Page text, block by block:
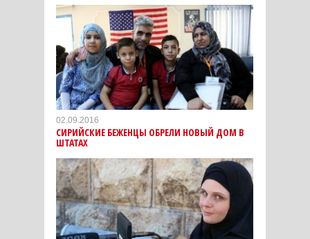
02.09.2016
СИРИЙСКИЕ БЕЖЕНЦЫ ОБРЕЛИ НОВЫЙ ДОМ В
ШТАТАХ